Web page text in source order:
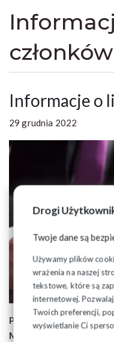
Drogi
Twoje dane są
Używamy plików
wrażenia na naszej
tekstowe, które są
internetowej.
Twoich preferencji,
wyświetlanie Ci
członków
Informacje o
29 grudnia 2022
Przypominamy, że
Międzyzakładowe są